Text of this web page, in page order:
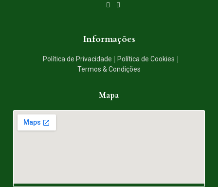
Informações
Política de Privacidade
Política de Cookies
Termos & Condições
Mapa